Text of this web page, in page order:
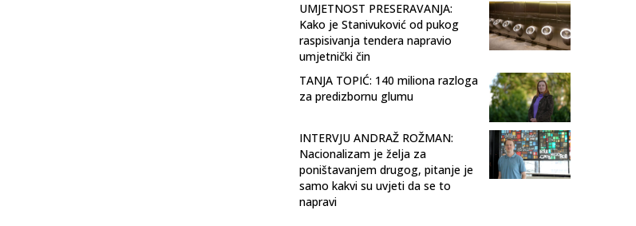
UMJETNOST PRESERAVANJA:
Kako je Stanivuković od pukog
raspisivanja tendera napravio
umjetnički čin
TANJA TOPIĆ: 140 miliona razloga
za predizbornu glumu
INTERVJU ANDRAŽ ROŽMAN:
Nacionalizam je želja za
poništavanjem drugog, pitanje je
samo kakvi su uvjeti da se to
napravi